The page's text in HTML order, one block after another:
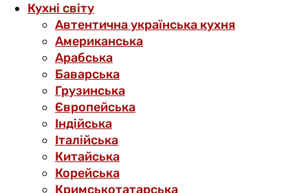
Кухні світу
Автентична українська кухня
Американська
Арабська
Баварська
Грузинська
Європейська
Індійська
Італійська
Китайська
Корейська
Кримськотатарська